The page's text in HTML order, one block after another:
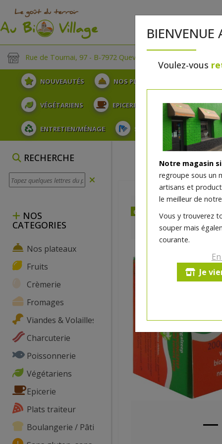
Rue de Tournai, 97 - B-7972 Quevaucamps
NOUVEAUTÉS NOS PLATEAUX
VÉGÉTARIENS EPICERIE PLATS TRAITEUR
ENTRETIEN/MÉNAGE SOINS ET HYGIÈNE DU
RECHERCHE
NOS
CATEGORIES
Nos plateaux
Fruits
Crèmerie
Fromages
Viandes & Volailles
Charcuterie
Poissonnerie
Végétariens
Epicerie
Plats traiteur
Boulangerie / Pâtisserie
BIENVENUE
Voulez-vous
Notre magasin
regroupe sous un
artisans et
le meilleur de
Vous y trouverez
souper mais
courante.
Je
dès vendredi 07/08